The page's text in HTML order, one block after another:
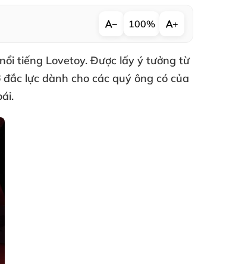
− 100% +
tiếng Lovetoy. Được lấy ý tưởng từ
lực dành cho các quý ông có của